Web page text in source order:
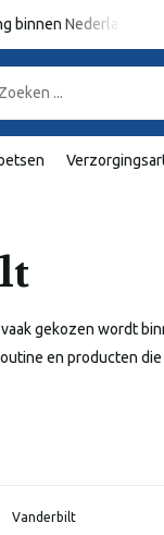
binnen Nederland en
gekozen wordt
en producten die
Vanderbilt